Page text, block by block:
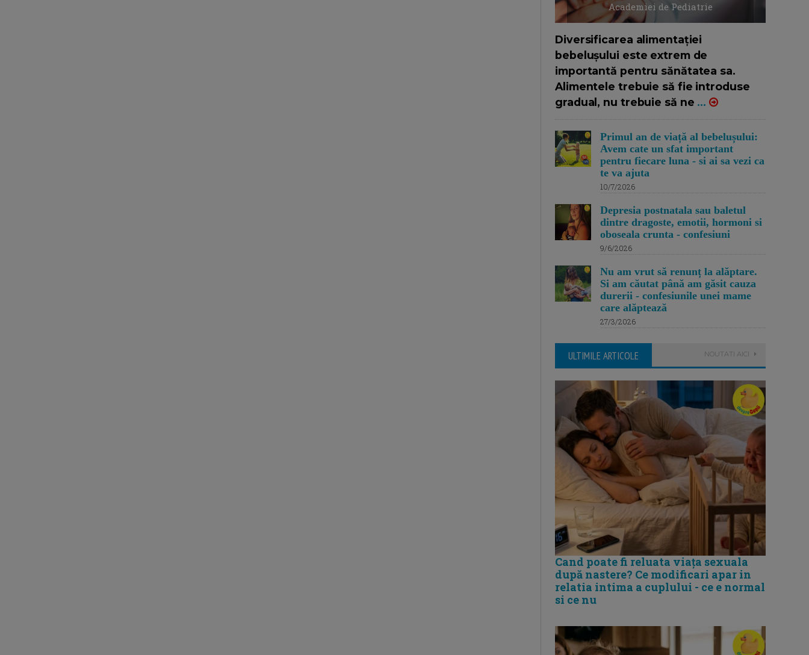
Academiei de Pediatrie
Diversificarea alimentației
bebelușului este extrem de
importantă pentru sănătatea sa.
Alimentele trebuie să fie introduse
gradual, nu trebuie să ne ...
Primul an de viață al bebelușului:
Avem cate un sfat important
pentru fiecare luna - si ai sa vezi ca
te va ajuta
10/7/2026
Depresia postnatala sau baletul
dintre dragoste, emotii, hormoni si
oboseala crunta - confesiuni
9/6/2026
Nu am vrut să renunț la alăptare.
Si am căutat până am găsit cauza
durerii - confesiunile unei mame
care alăptează
27/3/2026
ULTIMILE ARTICOLE NOUTATI AICI
Cand poate fi reluata viața sexuala
după nastere? Ce modificari apar in
relatia intima a cuplului - ce e normal
si ce nu